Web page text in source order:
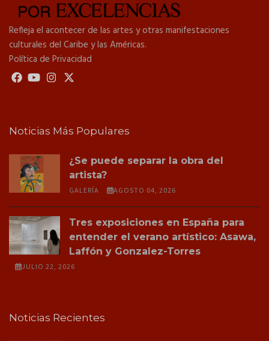
Refleja el acontecer de las artes y otras manifestaciones
culturales del Caribe y las Américas.
Política de Privacidad
Noticias Más Populares
¿Se puede separar la obra del
artista?
GALERÍA AGOSTO 04, 2026
Tres exposiciones en España para
entender el verano artístico: Asawa,
Laffón y Gonzalez-Torres
JULIO 22, 2026
Noticias Recientes